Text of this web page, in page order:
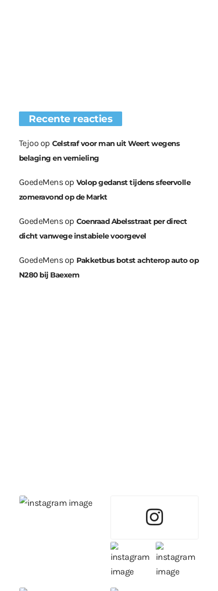
Recente reacties
Tejoo op Celstraf voor man uit Weert wegens
belaging en vernieling
GoedeMensop Volop gedanst tijdens sfeervolle
zomeravond op de Markt
GoedeMensop Coenraad Abelsstraat per direct
dicht vanwege instabiele voorgevel
GoedeMensop Pakketbus botst achterop auto op
N280 bij Baexem